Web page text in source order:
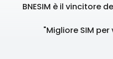
BNESIM è il vincitore
"Migliore SIM